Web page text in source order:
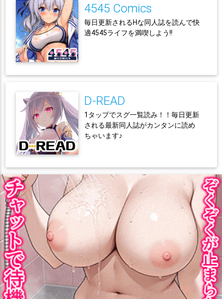
4545 Comics
毎日更新されるHな同人誌を読んで快
適4545ライフを満喫しよう!!
D-READ
1タップでスグ一覧読み！！毎日更新
される最新同人誌がカンタンに読め
ちゃいます♪